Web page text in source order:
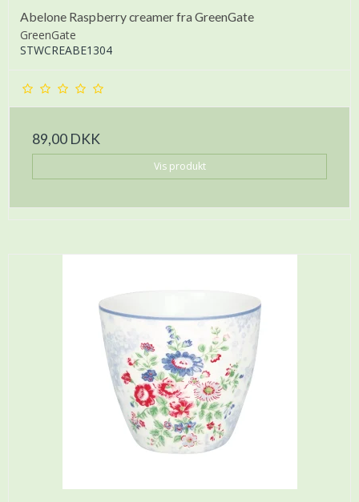
Abelone Raspberry creamer fra GreenGate
GreenGate
STWCREABE1304
89,00 DKK
Vis produkt